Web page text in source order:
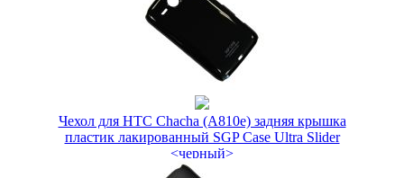
Наличие:
ЕСТЬ
купить в розницу
Чехол для HTC Chacha (A810e) задняя крышка
пластик лакированный SGP Case Ultra Slider
<черный>
Артикул: